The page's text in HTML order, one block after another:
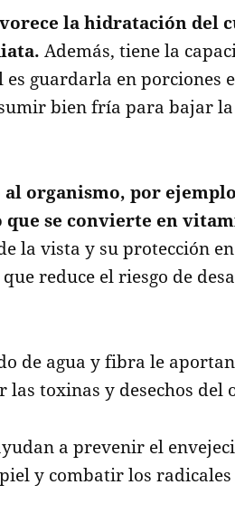
la hidratación del
Además, tiene la
guardarla en porciones
bien fría para bajar la
al organismo, por
se convierte en
la vista y su protección
reduce el riesgo de
de agua y fibra le
toxinas y desechos del
a prevenir el
y combatir los